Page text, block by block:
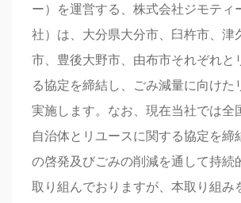
ー）を運営する、株式会社ジモティ
社）は、大分県大分市、臼杵市、津
市、豊後大野市、由布市それぞれと
る協定を締結し、ごみ減量に向けた
実施します。なお、現在当社では全
自治体とリユースに関する協定を締
の啓発及びごみの削減を通して持続
取り組んでおりますが、本取り組み